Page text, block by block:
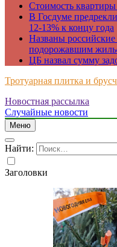
Стоимость
В Госдуме
12-13% к концу года
Названы российские
подорожавшим
ЦБ назвал сумму
Тротуарная плитка и
Just another WordPress site
Новостная рассылка
Случайные новости
Меню
Найти:
Заголовки